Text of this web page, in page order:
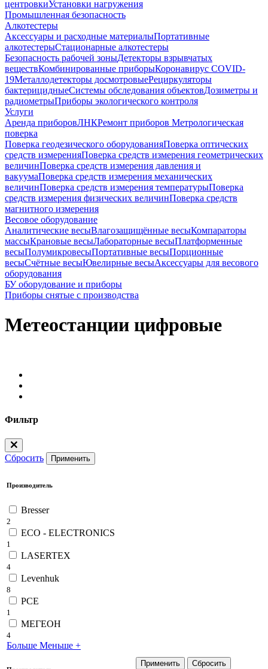
центровкиУстановки нагружения
Промышленная безопасность
Алкотестеры
Аксессуары и расходные материалыПортативные
алкотестерыСтационарные алкотестеры
Безопасность рабочей зоныДетекторы взрывчатых
веществКомбинированные приборыКоронавирус COVID-
19Металлодетекторы досмотровыеРециркуляторы
бактерицидныеСистемы обследования объектовДозиметры и
радиометрыПриборы экологического контроля
Услуги
Аренда приборовЛНКРемонт приборов Метрологическая
поверка
Поверка геодезического оборудованияПоверка оптических
средств измеренияПоверка средств измерения геометрических
величинПоверка средств измерения давления и
вакуумаПоверка средств измерения механических
величинПоверка средств измерения температурыПоверка
средств измерения физических величинПоверка средств
магнитного измерения
Весовое оборудование
Аналитические весыВлагозащищённые весыКомпараторы
массыКрановые весыЛабораторные весыПлатформенные
весыПолумикровесыПортативные весыПорционные
весыСчётные весыЮвелирные весыАксессуары для весового
оборудования
БУ оборудование и приборы
Приборы снятые с производства
Метеостанции цифровые
Фильтр
Сбросить Применить
Производитель
Bresser
2
ECO - ELECTRONICS
1
LASERTEX
4
Levenhuk
8
PCE
1
МЕГЕОН
4
Больше Меньше +